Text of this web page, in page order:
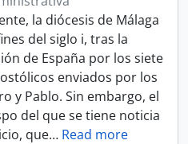
la diócesis de Málaga
del siglo i, tras la
de España por los siete
enviados por los
y Pablo. Sin embargo, el
del que se tiene noticia
que… Read more